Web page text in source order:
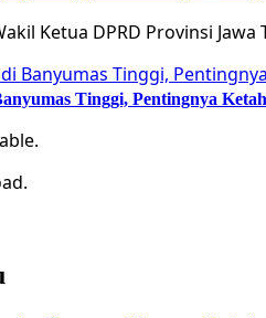
Ketua DPRD Provinsi
Tinggi, Pentingnya